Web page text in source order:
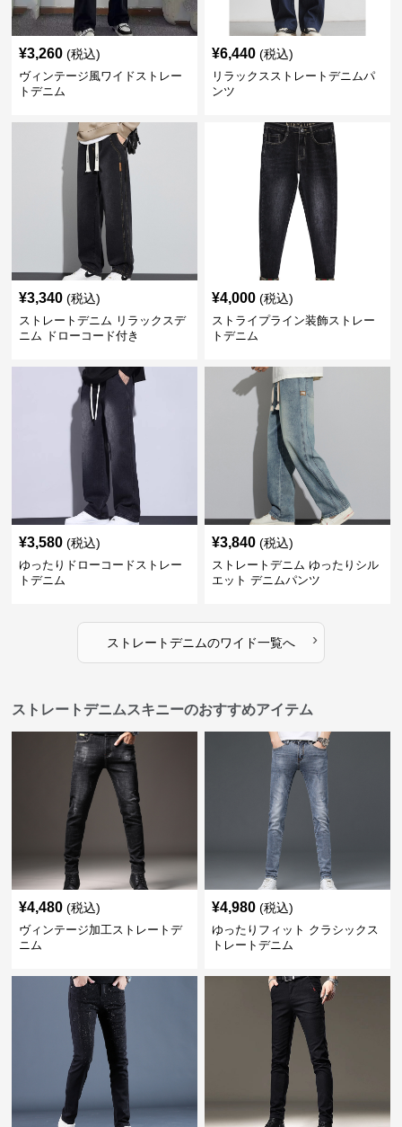
¥3,260 (税込)
ヴィンテージ風ワイドストレー
トデニム
¥6,440 (税込)
リラックスストレートデニムパ
ンツ
¥3,340 (税込)
ストレートデニム リラックスデ
ニム ドローコード付き
¥4,000 (税込)
ストライプライン装飾ストレー
トデニム
¥3,580 (税込)
ゆったりドローコードストレー
トデニム
¥3,840 (税込)
ストレートデニム ゆったりシル
エット デニムパンツ
ストレートデニムのワイド一覧へ ›
ストレートデニムスキニーのおすすめアイテム
¥4,480 (税込)
ヴィンテージ加工ストレートデ
ニム
¥4,980 (税込)
ゆったりフィット クラシックス
トレートデニム